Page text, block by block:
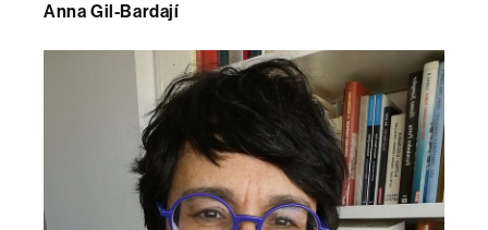
Anna Gil-Bardají